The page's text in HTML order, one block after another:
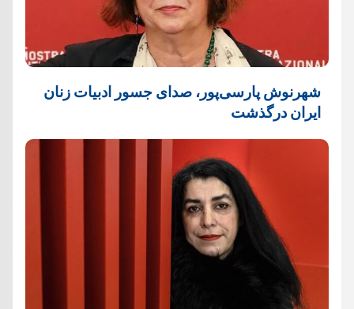
شهرنوش پارسی‌پور، صدای جسور ادبیات زنان
ایران درگذشت